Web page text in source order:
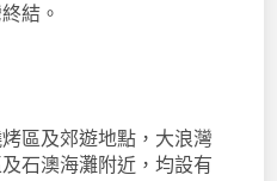
結。
區及郊遊地點，大浪灣
石澳海灘附近，均設有